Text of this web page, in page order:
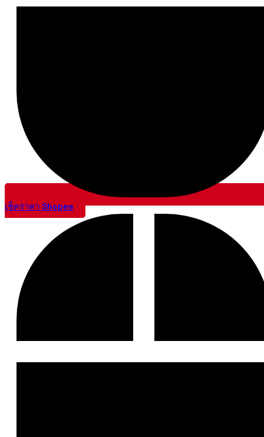
เช็คราคา Shopee